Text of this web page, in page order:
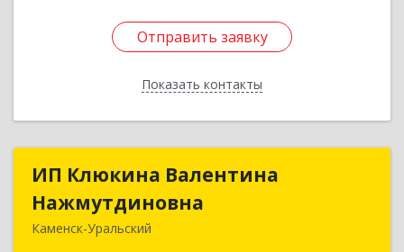
Отправить заявку
Показать контакты
Отправить заявку
Назад
ИП Клюкина Валентина
Нажмутдиновна
Каменск-Уральский
ИП Клюкина Валентина
Нажмутдиновна